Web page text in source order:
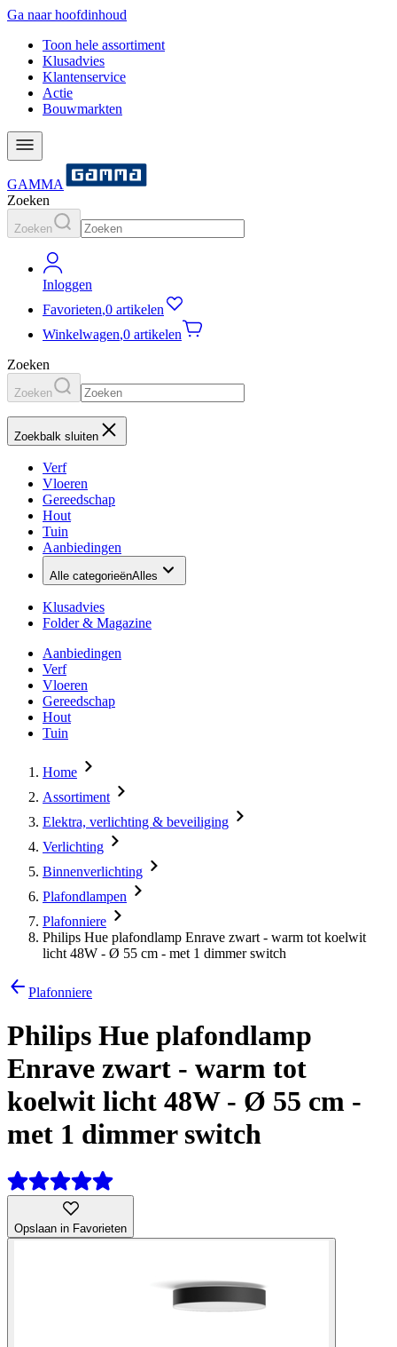
Ga naar hoofdinhoud
Toon hele assortiment
Klusadvies
Klantenservice
Actie
Bouwmarkten
GAMMA
Zoeken
Zoeken
Inloggen
Favorieten,0 artikelen
Winkelwagen,0 artikelen
Zoeken
Zoeken
Zoekbalk sluiten
Verf
Vloeren
Gereedschap
Hout
Tuin
Aanbiedingen
Alle categorieënAlles
Klusadvies
Folder & Magazine
Aanbiedingen
Verf
Vloeren
Gereedschap
Hout
Tuin
Home
Assortiment
Elektra, verlichting & beveiliging
Verlichting
Binnenverlichting
Plafondlampen
Plafonniere
Philips Hue plafondlamp Enrave zwart - warm tot koelwit
licht 48W - Ø 55 cm - met 1 dimmer switch
Plafonniere
Philips Hue plafondlamp
Enrave zwart - warm tot
koelwit licht 48W - Ø 55 cm -
met 1 dimmer switch
Opslaan in Favorieten